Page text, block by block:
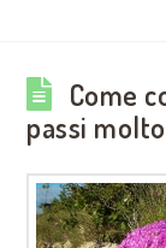
Come
passi